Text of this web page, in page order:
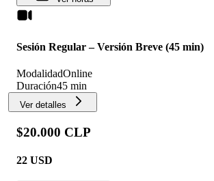
Sesión Regular – Versión Breve (45 min)
ModalidadOnline
Duración45 min
Ver detalles
$20.000 CLP
22 USD